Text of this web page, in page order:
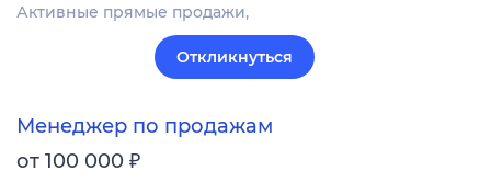
Активные прямые продажи,
Откликнуться
Менеджер по продажам
от 100 000 ₽